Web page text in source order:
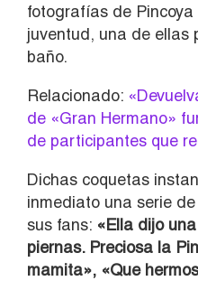
fotografías de
juventud, una de ellas
baño.
Relacionado:
de «Gran Hermano»
de participantes que
Dichas coquetas
inmediato una serie
sus fans: «Ella dijo
piernas. Preciosa la
mamita», «Que